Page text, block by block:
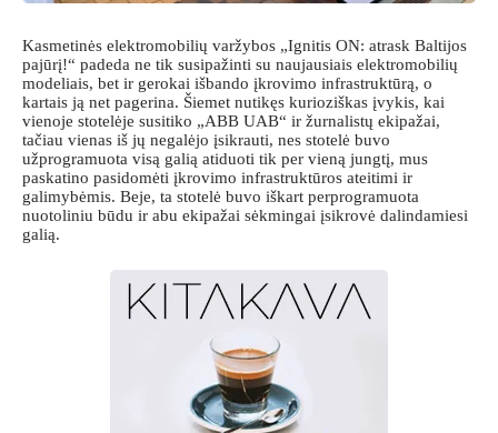
Kasmetinės elektromobilių varžybos „Ignitis ON: atrask Baltijos
pajūrį!“ padeda ne tik susipažinti su naujausiais elektromobilių
modeliais, bet ir gerokai išbando įkrovimo infrastruktūrą, o
kartais ją net pagerina. Šiemet nutikęs kurioziškas įvykis, kai
vienoje stotelėje susitiko „ABB UAB“ ir žurnalistų ekipažai,
tačiau vienas iš jų negalėjo įsikrauti, nes stotelė buvo
užprogramuota visą galią atiduoti tik per vieną jungtį, mus
paskatino pasidomėti įkrovimo infrastruktūros ateitimi ir
galimybėmis. Beje, ta stotelė buvo iškart perprogramuota
nuotoliniu būdu ir abu ekipažai sėkmingai įsikrovė dalindamiesi
galią.